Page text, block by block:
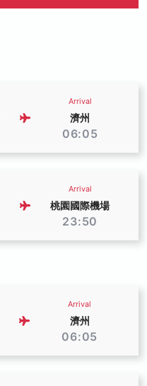
Arrival
濟州
06:05
Arrival
桃園國際機場
23:50
Arrival
濟州
06:05